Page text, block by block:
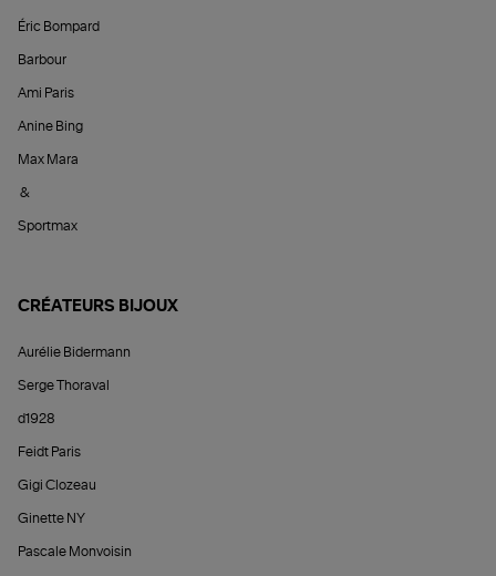
Éric Bompard
Barbour
Ami Paris
Anine Bing
Max Mara
&
Sportmax
CRÉATEURS BIJOUX
Aurélie Bidermann
Serge Thoraval
d1928
Feidt Paris
Gigi Clozeau
Ginette NY
Pascale Monvoisin